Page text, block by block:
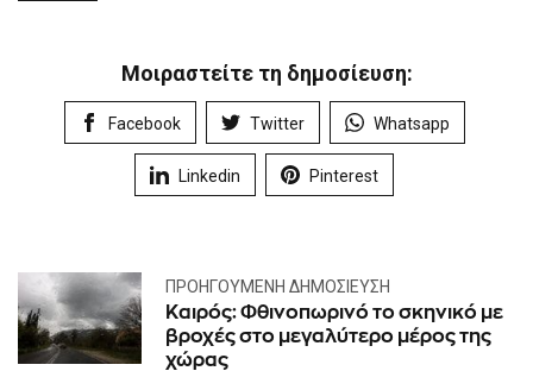
Μοιραστείτε τη δημοσίευση:
Facebook Twitter Whatsapp
Linkedin Pinterest
ΠΡΟΗΓΟΎΜΕΝΗ ΔΗΜΟΣΊΕΥΣΗ
Καιρός: Φθινοπωρινό το σκηνικό με
βροχές στο μεγαλύτερο μέρος της
χώρας